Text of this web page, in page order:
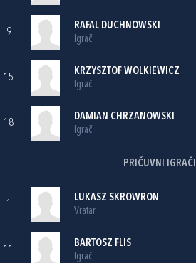
9
RAFAL DUCHNOWSKI
Igrač
15
KRZYSZTOF WOLKIEWICZ
Igrač
18
DAMIAN CHRZANOWSKI
Igrač
PRIČUVNI IGRAČI
1
LUKASZ SKROWRON
Vratar
11
BARTOSZ FLIS
Igrač